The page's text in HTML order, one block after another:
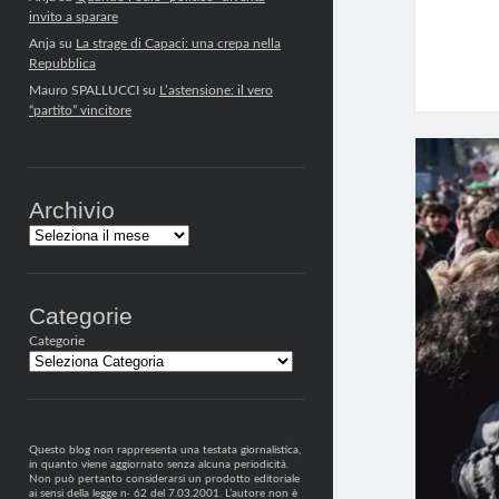
invito a sparare
Anjasu La strage di Capaci: una crepa nella
Repubblica
Mauro SPALLUCCIsu L’astensione: il vero
“partito” vincitore
Archivio
Archivi
Categorie
Categorie
Questo blog non rappresenta una testata giornalistica,
in quanto viene aggiornato senza alcuna periodicità.
Non può pertanto considerarsi un prodotto editoriale
ai sensi della legge n· 62 del 7.03.2001. L’autore non è